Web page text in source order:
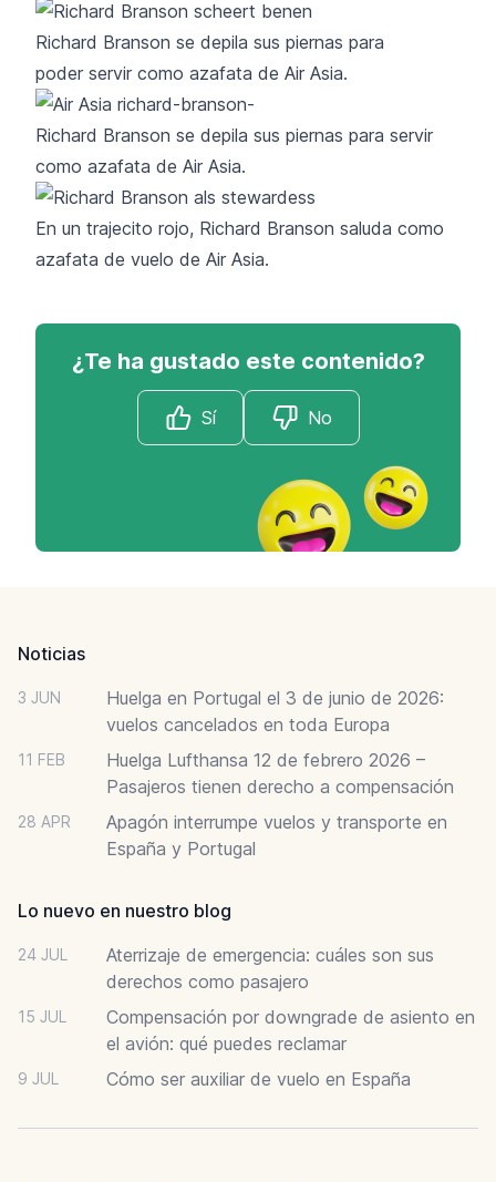
Richard Branson se depila sus piernas para
poder servir como azafata de Air Asia.
Richard Branson se depila sus piernas para servir
como azafata de Air Asia.
En un trajecito rojo, Richard Branson saluda como
azafata de vuelo de Air Asia.
¿Te ha gustado este contenido?
Sí No
Noticias
3 JUN
Huelga en Portugal el 3 de junio de 2026:
vuelos cancelados en toda Europa
11 FEB
Huelga Lufthansa 12 de febrero 2026 –
Pasajeros tienen derecho a compensación
28 APR
Apagón interrumpe vuelos y transporte en
España y Portugal
Lo nuevo en nuestro blog
24 JUL
Aterrizaje de emergencia: cuáles son sus
derechos como pasajero
15 JUL
Compensación por downgrade de asiento en
el avión: qué puedes reclamar
9 JUL Cómo ser auxiliar de vuelo en España